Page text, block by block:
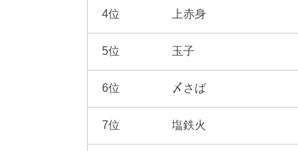
4位 上赤身
5位 玉子
6位 〆さば
7位 塩鉄火